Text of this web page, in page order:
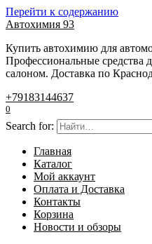
Перейти к содержанию
Автохимия 93
Купить автохимию для
Профессиональные средства
салоном. Доставка по
+79183144637
0
Search for:
Главная
Каталог
Мой аккаунт
Оплата и Доставка
Контакты
Корзина
Новости и обзоры